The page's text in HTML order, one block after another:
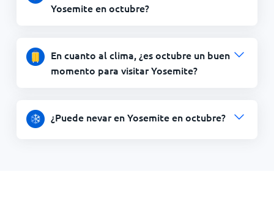
Yosemite en octubre?
En cuanto al clima, ¿es octubre un buen
momento para visitar Yosemite?
¿Puede nevar en Yosemite en octubre?